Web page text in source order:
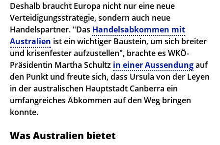
Deshalb braucht Europa nicht nur eine neue
Verteidigungsstrategie, sondern auch neue
Handelspartner. "Das Handelsabkommen mit
Australien ist ein wichtiger Baustein, um sich breiter
und krisenfester aufzustellen", brachte es WKÖ-
Präsidentin Martha Schultz in einer Aussendungauf
den Punkt und freute sich, dass Ursula von der Leyen
in der australischen Hauptstadt Canberra ein
umfangreiches Abkommen auf den Weg bringen
konnte.
Was Australien bietet